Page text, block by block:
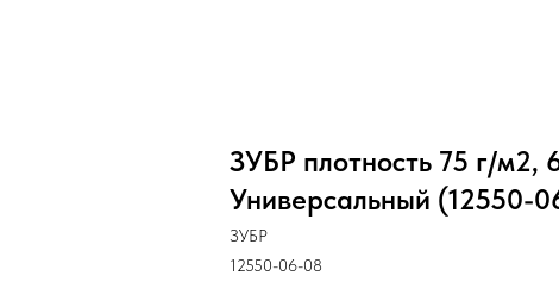
ЗУБР плотность 75 г/м2,
Универсальный (12550-
ЗУБР
12550-06-08